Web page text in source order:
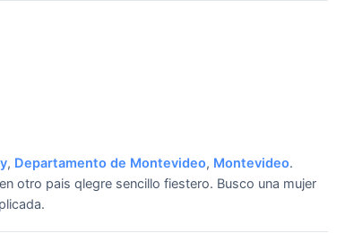
, Departamento de Montevideo, Montevideo.
otro pais qlegre sencillo fiestero. Busco una mujer